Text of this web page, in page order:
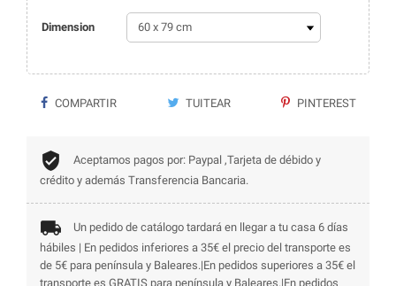
Dimension
COMPARTIR TUITEAR PINTEREST
Aceptamos pagos por: Paypal ,Tarjeta de débido y
crédito y además Transferencia Bancaria.
Un pedido de catálogo tardará en llegar a tu casa 6 días
hábiles | En pedidos inferiores a 35€ el precio del transporte es
de 5€ para península y Baleares.|En pedidos superiores a 35€ el
transporte es GRATIS para península y Baleares.|En pedidos